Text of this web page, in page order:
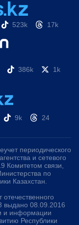
523k 17k
386k
1k
9k 24
периодического
и сетевого
Комитетом связи,
по
Казахстан.
отечественного
выдано 08.09.2016
и информации
Республики